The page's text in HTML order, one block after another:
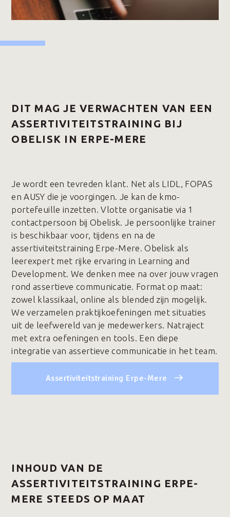
DIT MAG JE VERWACHTEN VAN EEN
ASSERTIVITEITSTRAINING BIJ
OBELISK IN ERPE-MERE
Je wordt een tevreden klant. Net als LIDL, FOPAS
en AUSY die je voorgingen. Je kan de kmo-
portefeuille inzetten. Vlotte organisatie via 1
contactpersoon bij Obelisk. Je persoonlijke trainer
is beschikbaar voor, tijdens en na de
assertiviteitstraining Erpe-Mere. Obelisk als
leerexpert met rijke ervaring in Learning and
Development. We denken mee na over jouw vragen
rond assertieve communicatie. Format op maat:
zowel klassikaal, online als blended zijn mogelijk.
We verzamelen praktijkoefeningen met situaties
uit de leefwereld van je medewerkers. Natraject
met extra oefeningen en tools. Een diepe
integratie van assertieve communicatie in het team.
Assertiviteitstraining Erpe-Mere
INHOUD VAN DE
ASSERTIVITEITSTRAINING ERPE-
MERE STEEDS OP MAAT